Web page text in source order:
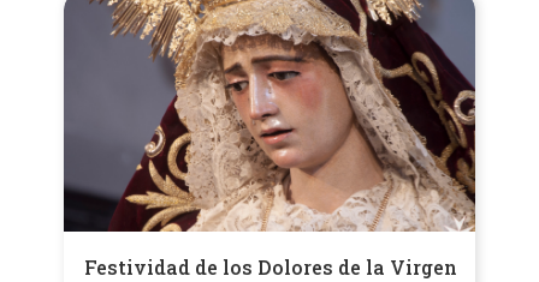
Festividad de los Dolores de la Virgen